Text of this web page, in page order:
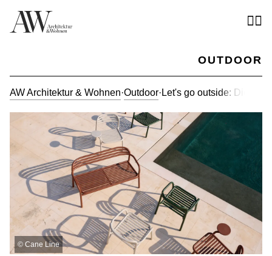
OUTDOOR
AW Architektur & Wohnen·Outdoor· Let's go outside: Die
© Cane Line